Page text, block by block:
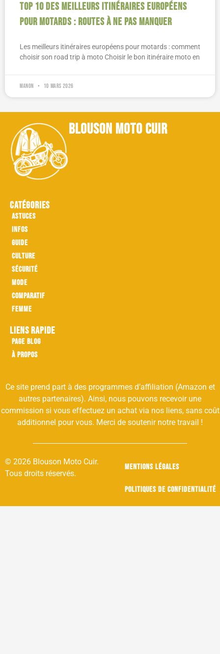
Top 10 des meilleurs itinéraires européens
pour motards : routes à ne pas manquer
Les meilleurs itinéraires européens pour motards : comment
choisir son road trip à moto Choisir le bon itinéraire moto en
Manon 10 mars 2026
blouson moto cuir
Catégories
Astuces
Infos
Guide
Culture
Sécurité
Mode
Comparatif
Femme
Liens rapide
Page Blog
À propos
Ce site prend part à des programmes d’affiliation (Amazon et
autres partenaires). Ainsi, nous pouvons recevoir une
commission si vous effectuez un achat via nos liens, sans coût
additionnel pour vous. Merci de soutenir notre travail !
© 2026 Blouson Moto Cuir.
Tous droits réservés.
Mentions légales
Politiques de confidentialité